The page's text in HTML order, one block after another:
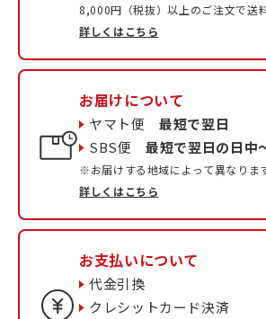
8,000円（税抜）以上のご注文で送
詳しくはこちら
お届けについて
ヤマト便最短で翌日
SBS便最短で翌日の日中
※お届けする地域によって異なります
詳しくはこちら
お支払いについて
代金引換
クレシットカード決済